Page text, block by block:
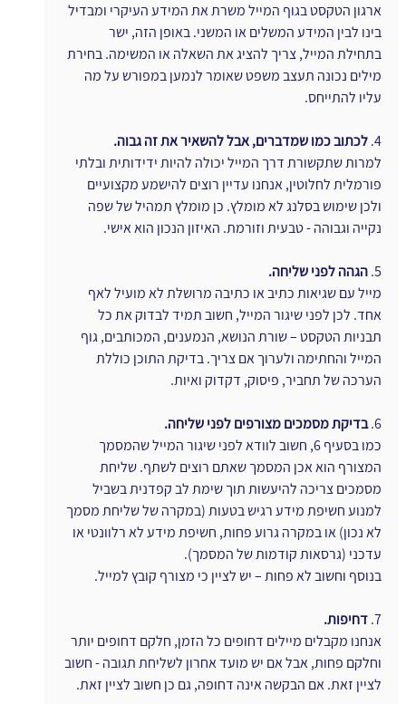
ארגון הטקסט בגוף המייל משרת את המידע העיקרי ומבדיל
בינו לבין המידע המשלים או המשני. באופן הזה, ישר
בתחילת המייל, צריך להציג את השאלה או המשימה. בחירת
מילים נכונה תעצב משפט שאומר לנמען במפורש על מה
עליו להתייחס.
4. לכתוב כמו שמדברים, אבל להשאיר את זה גבוה.
למרות שתקשורת דרך המייל יכולה להיות ידידותית ובלתי
פורמלית לחלוטין, אנחנו עדיין רוצים להישמע מקצועיים
ולכן שימוש בסלנג לא מומלץ. כן מומלץ תמהיל של שפה
נקייה וגבוהה - טבעית וזורמת. האיזון הנכון הוא אישי.
5. הגהה לפני שליחה.
מייל עם שגיאות כתיב או כתיבה מרושלת לא מועיל לאף
אחד. לכן לפני שיגור המייל, חשוב תמיד לבדוק את כל
תבניות הטקסט – שורת הנושא, הנמענים, המכותבים, גוף
המייל והחתימה ולערוך אם צריך. בדיקת התוכן כוללת
הערכה של תחביר, פיסוק, דקדוק ואיות.
6. בדיקת מסמכים מצורפים לפני שליחה.
כמו בסעיף 6, חשוב לוודא לפני שיגור המייל שהמסמך
המצורף הוא אכן המסמך שאתם רוצים לשתף. שליחת
מסמכים צריכה להיעשות תוך שימת לב קפדנית בשביל
למנוע חשיפת מידע רגיש בטעות (במקרה של שליחת מסמך
לא נכון) או במקרה גרוע פחות, חשיפת מידע לא רלוונטי או
עדכני (גרסאות קודמות של המסמך).
בנוסף וחשוב לא פחות – יש לציין כי מצורף קובץ למייל.
7. דחיפות.
אנחנו מקבלים מיילים דחופים כל הזמן, חלקם דחופים יותר
וחלקם פחות, אבל אם יש מועד אחרון לשליחת תגובה - חשוב
לציין זאת. אם הבקשה אינה דחופה, גם כן חשוב לציין זאת.